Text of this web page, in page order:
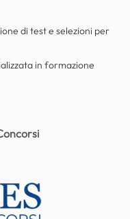
di test e selezioni per
in formazione